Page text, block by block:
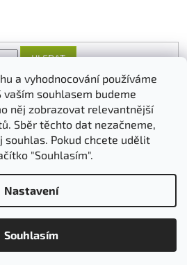
a vyhodnocování používáme
souhlasem budeme
něj zobrazovat relevantnější
Sběr těchto dat nezačneme,
souhlas. Pokud chcete udělit
"Souhlasím".
Nastavení
Souhlasím
HLEDAT
AGRO CS
cookies